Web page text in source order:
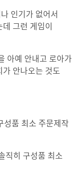
인기가 없어서
그런 게임이
아예 안내고 로아가
안나오는 것도
품 최소 주문제작
직히 구성품 최소